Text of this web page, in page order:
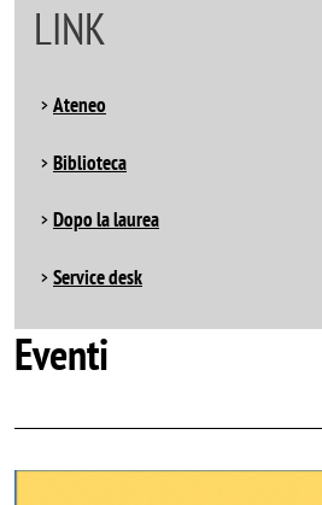
LINK
Ateneo
Biblioteca
Dopo la laurea
Service desk
Eventi